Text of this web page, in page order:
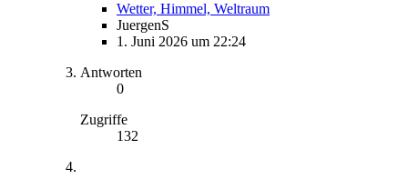
Wetter, Himmel, Weltraum
JuergenS
1. Juni 2026 um 22:24
Antworten
0
Zugriffe
132